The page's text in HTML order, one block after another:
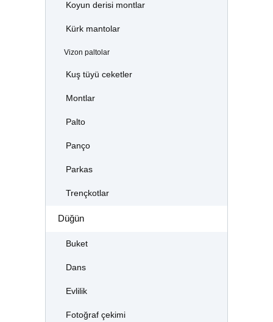
Koyun derisi montlar
Kürk mantolar
Vizon paltolar
Kuş tüyü ceketler
Montlar
Palto
Panço
Parkas
Trençkotlar
Düğün
Buket
Dans
Evlilik
Fotoğraf çekimi